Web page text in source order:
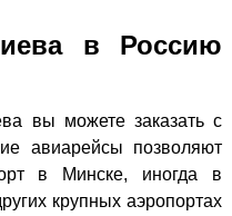
в Россию
вы можете заказать с
авиарейсы позволяют
в Минске, иногда в
крупных аэропортах